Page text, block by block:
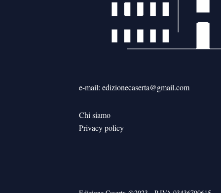
e-mail: edizionecaserta@gmail.com
Chi siamo
Privacy policy